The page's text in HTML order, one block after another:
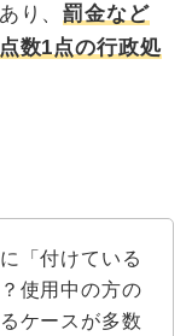
り、罰金など
数1点の行政処
「付けている
使用中の方の
ケースが多数